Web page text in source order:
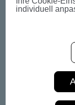
individuell